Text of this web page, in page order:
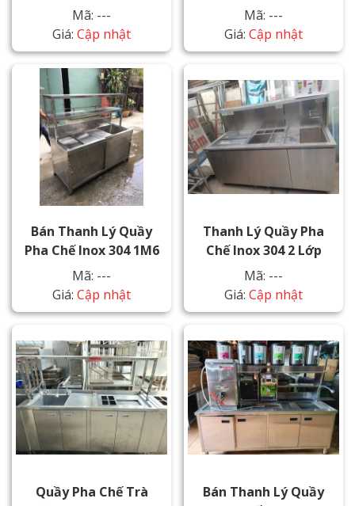
Mã: ---
Giá: Cập nhật
Mã: ---
Giá: Cập nhật
Bán Thanh Lý Quầy
Pha Chế Inox 304 1M6
Mã: ---
Giá: Cập nhật
Thanh Lý Quầy Pha
Chế Inox 304 2 Lớp
Mã: ---
Giá: Cập nhật
Quầy Pha Chế Trà
Bán Thanh Lý Quầy